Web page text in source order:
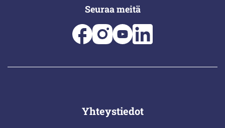
Seuraa meitä
Yhteystiedot